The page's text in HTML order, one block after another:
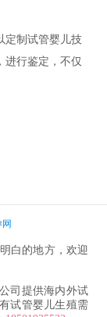
定制试管婴儿技
进行鉴定，不仅
白的地方，欢迎
司提供海内外试
试管婴儿生殖需